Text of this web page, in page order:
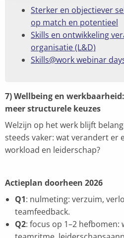
Sterker en objectiever
op match en potentieel
Skills en ontwikkeling
organisatie (L&D)
Skills@work webinar
7) Wellbeing en
meer structurele keuzes
Welzijn op het werk blijft
steeds vaker: wat verandert er
workload en leiderschap?
Actieplan doorheen 2026
Q1: nulmeting: verzuim,
teamfeedback.
Q2: focus op 1–2 hefbomen: